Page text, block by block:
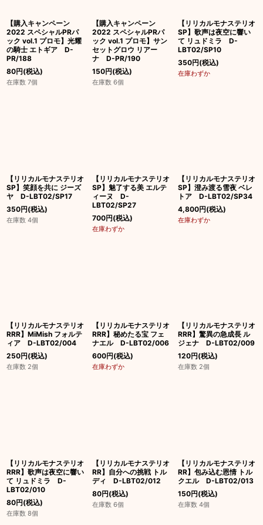
【購入キャンペーン
2022 スペシャルPRパ
ック vol.1 プロモ】光耀
の騎士 エトギア D-
PR/188
80円(税込)
在庫数 7個
【購入キャンペーン
2022 スペシャルPRパ
ック vol.1 プロモ】サン
セットグロウ リアー
ナ D-PR/190
150円(税込)
在庫数 6個
【リリカルモナステリオ
SP】歌声は夜空に響い
て リュドミラ D-
LBT02/SP10
350円(税込)
在庫わずか
【リリカルモナステリオ
SP】笑顔を共に ジーズ
ヤ D-LBT02/SP17
350円(税込)
在庫数 4個
【リリカルモナステリオ
SP】魅了する美 エルテ
ィーヌ D-
LBT02/SP27
700円(税込)
在庫わずか
【リリカルモナステリオ
SP】澄み渡る雪夜 ベレ
トア D-LBT02/SP34
4,800円(税込)
在庫わずか
【リリカルモナステリオ
RRR】MiMish フォルテ
ィア D-LBT02/004
250円(税込)
在庫数 2個
【リリカルモナステリオ
RRR】秘めたる宝 フェ
ナエル D-LBT02/006
600円(税込)
在庫わずか
【リリカルモナステリオ
RRR】驚異の急成長 ル
ジェナ D-LBT02/009
120円(税込)
在庫数 2個
【リリカルモナステリオ
RRR】歌声は夜空に響い
て リュドミラ D-
LBT02/010
80円(税込)
在庫数 8個
【リリカルモナステリオ
RR】自分への挑戦 トル
ディ D-LBT02/012
80円(税込)
在庫数 6個
【リリカルモナステリオ
RR】包み込む恩情 トル
クエル D-LBT02/013
150円(税込)
在庫数 4個